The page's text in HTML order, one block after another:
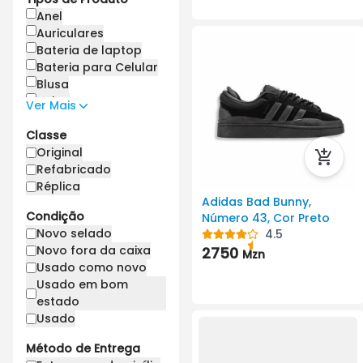
Armani
Aston Martin
Asus
Autosonnic
Baofeng
Bape star
Bentley
Borrego
Bosch
Braun
Burberry
Bvot
BYD
Calus
Canon
Carrefour
Casio
Chanel
Chery
Anel
Auriculares
Bateria de laptop
Bateria para Celular
Blusa
Bolsa
Bombinha
Bota Feminina
Bota Masculina
Cabo de
Cabos de
alimentação
Cabos de imagem
Cachecol
Cadeira
Calça Feminina
Calça Masculina
Calções
Câmera de
Ver Mais
Classe
Original
Refabricado
Réplica
Condição
Novo selado
Novo fora da caixa
Usado como novo
Usado em bom
estado
Usado
Método de Entrega
Adidas Bad Bunny,
Número 43, Cor Preto
4.5
2750 Mzn